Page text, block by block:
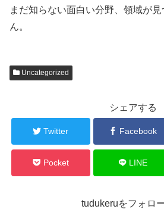
まだ知らない面白い分野、領域が
ん。
Uncategorized
シェアする
Twitter Facebook
Pocket LINE
tudukeruをフォロ